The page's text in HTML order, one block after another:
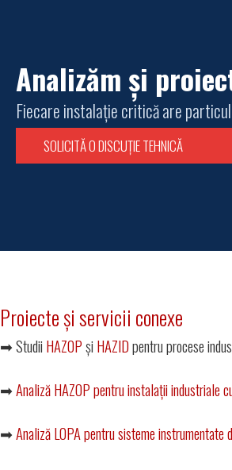
Analizăm și
Fiecare instalație critică are
SOLICITĂ O DISCUȚIE TEHNICĂ
Proiecte și servicii conexe
➡ Studii HAZOPși HAZIDpentru procese
➡Analiză HAZOP pentru instalații industriale
➡Analiză LOPA pentru sisteme instrumentate